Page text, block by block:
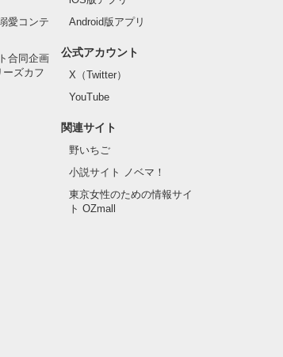
愛コンテ
合同企画
ーズカフ
Android版アプリ
公式アカウント
X（Twitter）
YouTube
関連サイト
野いちご
小説サイト ノベマ！
東京女性のための情報サイ
ト OZmall